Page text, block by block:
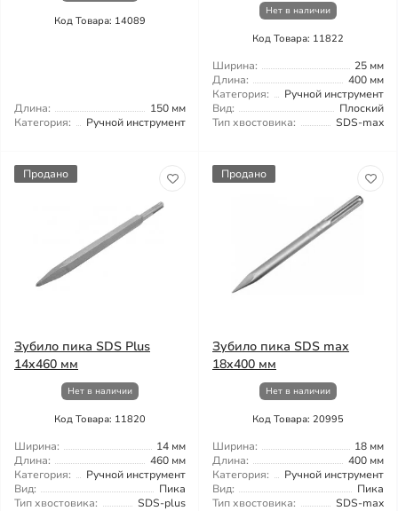
Код Товара: 14089
Длина:
150 мм
Категория:
Ручной инструмент
Нет в наличии
Код Товара: 11822
Ширина:
25 мм
Длина:
400 мм
Категория:
Ручной инструмент
Вид:
Плоский
Тип хвостовика:
SDS-max
Продано
Зубило пика SDS Plus
14x460 мм
Нет в наличии
Код Товара: 11820
Ширина:
14 мм
Длина:
460 мм
Категория:
Ручной инструмент
Вид:
Пика
Тип хвостовика:
SDS-plus
Продано
Зубило пика SDS max
18x400 мм
Нет в наличии
Код Товара: 20995
Ширина:
18 мм
Длина:
400 мм
Категория:
Ручной инструмент
Вид:
Пика
Тип хвостовика:
SDS-max